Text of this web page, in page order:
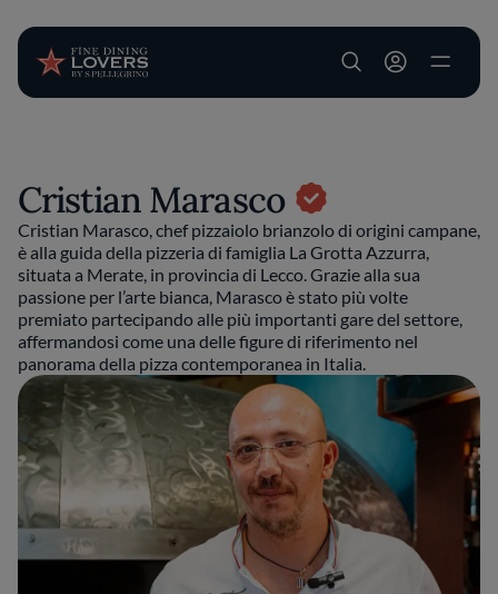
User account
Cristian Marasco
Cristian Marasco, chef pizzaiolo brianzolo di origini campane,
è alla guida della pizzeria di famiglia La Grotta Azzurra,
situata a Merate, in provincia di Lecco. Grazie alla sua
passione per l’arte bianca, Marasco è stato più volte
premiato partecipando alle più importanti gare del settore,
affermandosi come una delle figure di riferimento nel
panorama della pizza contemporanea in Italia.